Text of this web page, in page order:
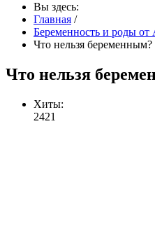
Вы здесь:
Главная /
Беременность и роды
Что нельзя беременным?
Что нельзя
Хиты:
2421